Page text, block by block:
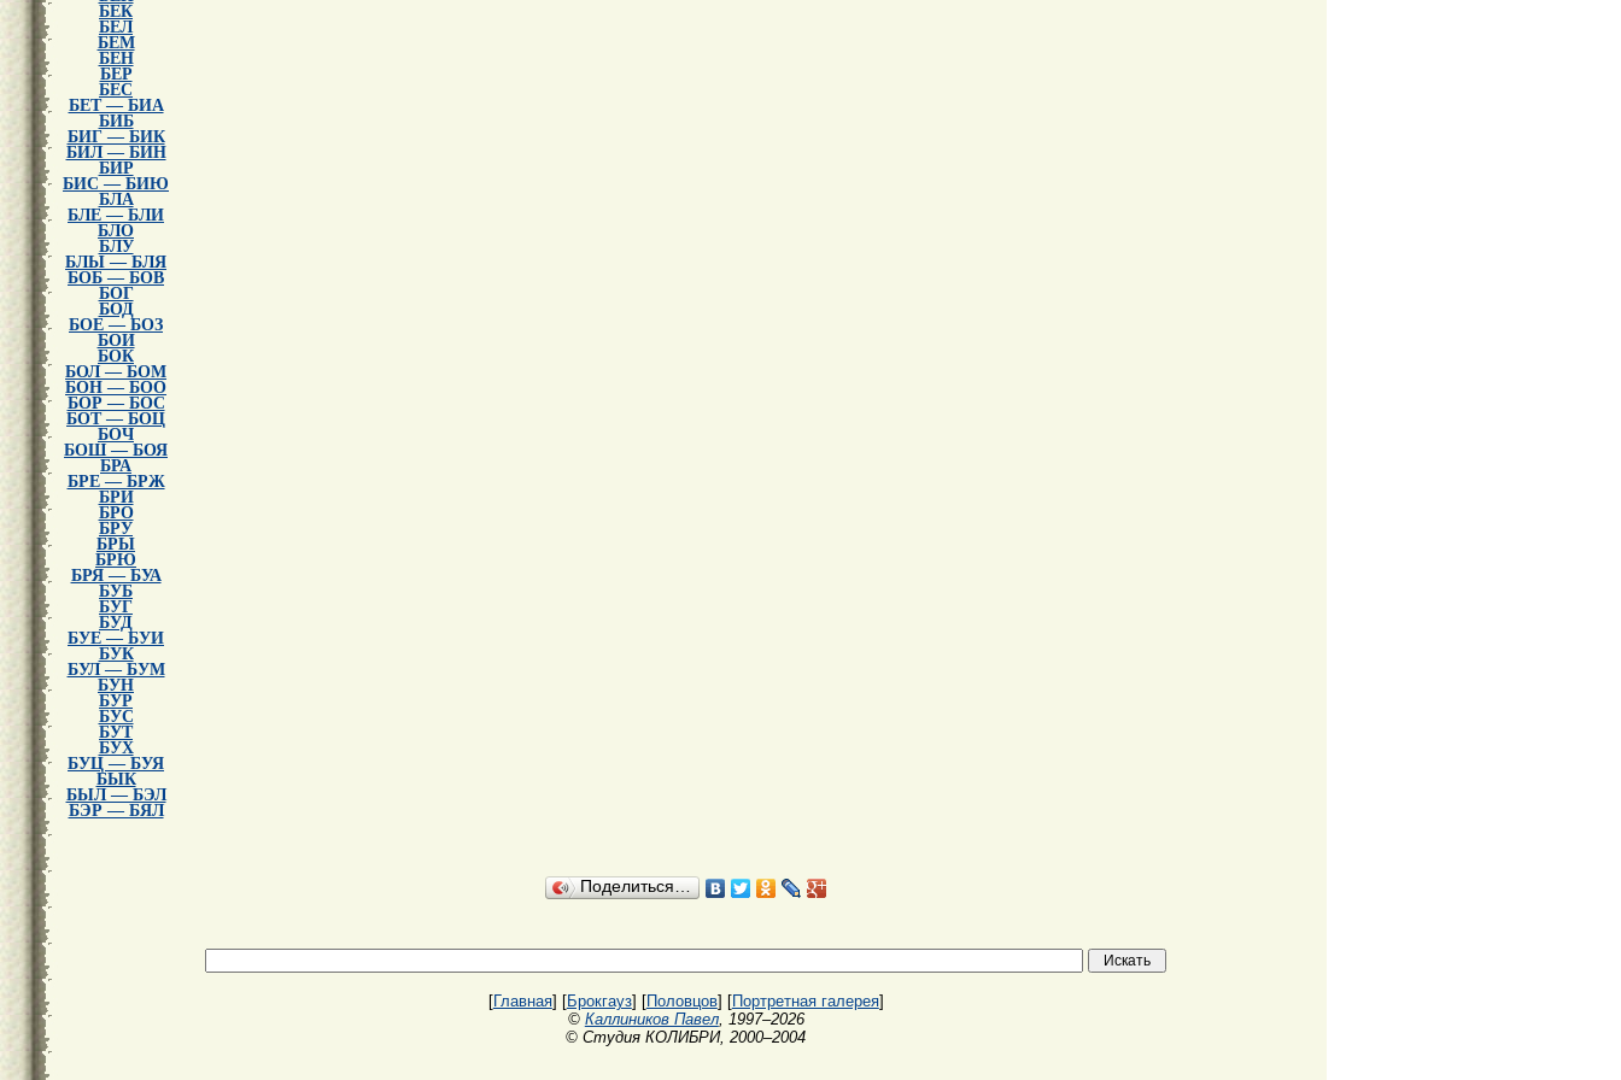
БЕК
БЕЛ
БЕМ
БЕН
БЕР
БЕС
БЕТ — БИА
БИБ
БИГ — БИК
БИЛ — БИН
БИР
БИС — БИЮ
БЛА
БЛЕ — БЛИ
БЛО
БЛУ
БЛЫ — БЛЯ
БОБ — БОВ
БОГ
БОД
БОЕ — БОЗ
БОИ
БОК
БОЛ — БОМ
БОН — БОО
БОР — БОС
БОТ — БОЦ
БОЧ
БОШ — БОЯ
БРА
БРЕ — БРЖ
БРИ
БРО
БРУ
БРЫ
БРЮ
БРЯ — БУА
БУБ
БУГ
БУД
БУЕ — БУИ
БУК
БУЛ — БУМ
БУН
БУР
БУС
БУТ
БУХ
БУЦ — БУЯ
БЫК
БЫЛ — БЭЛ
БЭР — БЯЛ
Поделиться…
[Главная] [Брокгауз] [Половцов] [Портретная галерея]
© Каллиников Павел, 1997–2026
© Студия КОЛИБРИ, 2000–2004